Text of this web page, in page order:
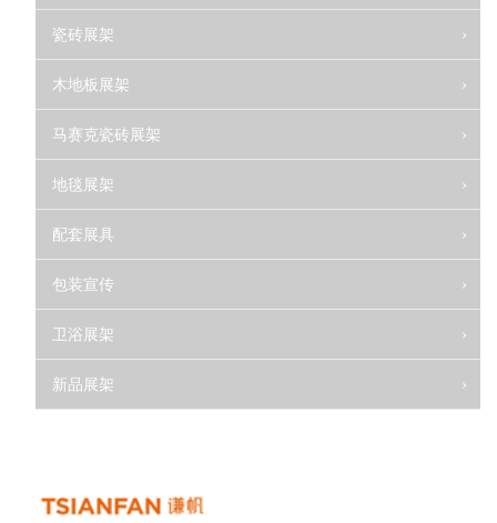
瓷砖展架
木地板展架
马赛克瓷砖展架
地毯展架
配套展具
包装宣传
卫浴展架
新品展架